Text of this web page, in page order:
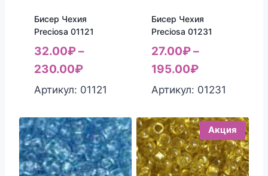
Бисер Чехия
Preciosa 01121
32.00₽–
230.00₽
Артикул: 01121
Бисер Чехия
Preciosa 01231
27.00₽–
195.00₽
Артикул: 01231
Акция